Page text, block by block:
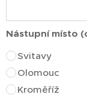
Nástupní místo
Svitavy
Olomouc
Kroměříž